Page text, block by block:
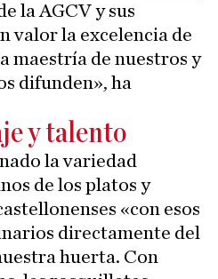
la AGCV y sus
valor la excelencia de
maestría de nuestros y
difunden», ha
y talento
la variedad
de los platos y
«con esos
directamente del
huerta. Con